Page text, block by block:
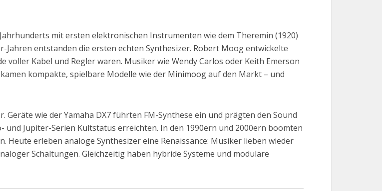
mit ersten elektronischen Instrumenten wie dem Theremin (1920)
Jahren entstanden die ersten echten Synthesizer. Robert Moog entwickelte
voller Kabel und Regler waren. Musiker wie Wendy Carlos oder Keith Emerson
kompakte, spielbare Modelle wie der Minimoog auf den Markt – und
Geräte wie der Yamaha DX7 führten FM-Synthese ein und prägten den Sound
und Jupiter-Serien Kultstatus erreichten. In den 1990ern und 2000ern boomten
Heute erleben analoge Synthesizer eine Renaissance: Musiker lieben wieder
Schaltungen. Gleichzeitig haben hybride Systeme und modulare